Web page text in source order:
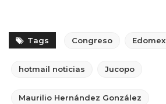
Tags Congreso Edomex
hotmail noticias Jucopo
Maurilio Hernández González